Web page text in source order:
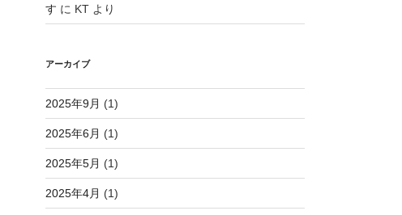
す に KTより
アーカイブ
2025年9月 (1)
2025年6月 (1)
2025年5月 (1)
2025年4月 (1)